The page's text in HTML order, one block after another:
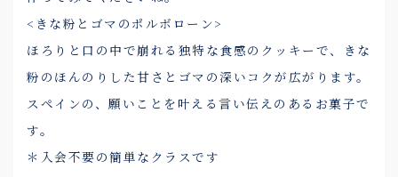
<きな粉とゴマのポルボローン>
ほろりと口の中で崩れる独特な食感のクッキーで、きな
粉のほんのりした甘さとゴマの深いコクが広がります。
スペインの、願いことを叶える言い伝えのあるお菓子で
す。
＊入会不要の簡単なクラスです